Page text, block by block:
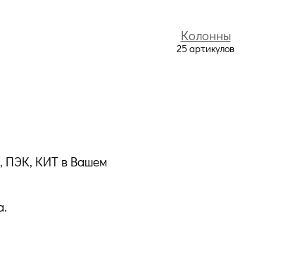
ПЭК, КИТ в Вашем
Колонны
25 артикулов